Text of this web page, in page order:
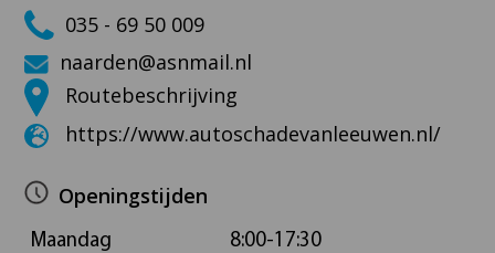
035 - 69 50 009
naarden@asnmail.nl
Routebeschrijving
https://www.autoschadevanleeuwen.nl/
Openingstijden
Maandag
8:00-17:30